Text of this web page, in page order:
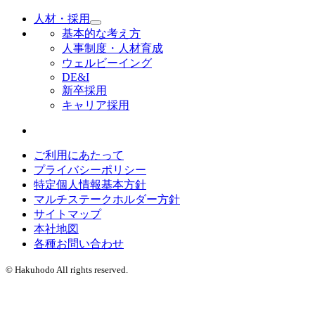
人材・採用
基本的な考え方
人事制度・人材育成
ウェルビーイング
DE&I
新卒採用
キャリア採用
ご利用にあたって
プライバシーポリシー
特定個人情報基本方針
マルチステークホルダー方針
サイトマップ
本社地図
各種お問い合わせ
© Hakuhodo All rights reserved.